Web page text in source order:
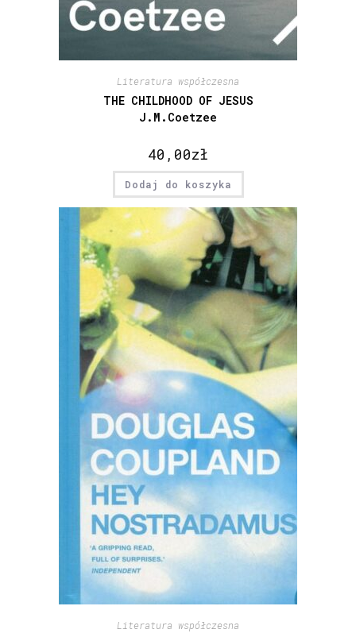
Literatura współczesna
THE CHILDHOOD OF JESUS
J.M.Coetzee
40,00zł
Dodaj do koszyka
Literatura współczesna